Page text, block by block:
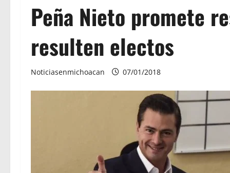
Peña Nieto promete
resulten electos
Noticiasenmichoacan 07/01/2018